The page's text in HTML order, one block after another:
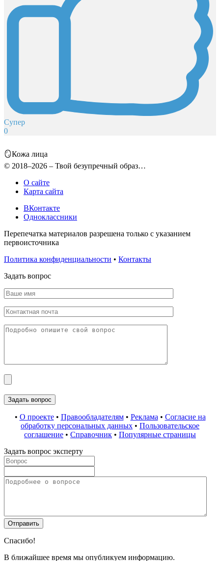
Супер
0
🪞Кожа лица
© 2018–2026 – Твой безупречный образ…
О сайте
Карта сайта
ВКонтакте
Одноклассники
Перепечатка материалов разрешена только с указанием
первоисточника
Политика конфиденциальности • Контакты
Задать вопрос
• О проекте• Правообладателям• Реклама • Согласие на
обработку персональных данных • Пользовательское
соглашение • Справочник • Популярные страницы
Задать вопрос эксперту
Спасибо!
В ближайшее время мы опубликуем информацию.